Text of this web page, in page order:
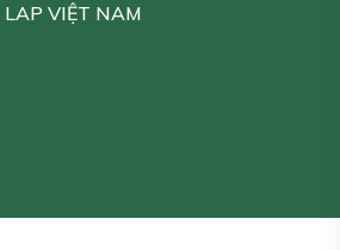
LAP VIỆT NAM